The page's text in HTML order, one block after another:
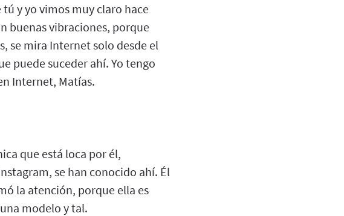
y yo vimos muy claro hace
buenas vibraciones, porque
se mira Internet solo desde el
puede suceder ahí. Yo tengo
Internet, Matías.
que está loca por él,
se han conocido ahí. Él
la atención, porque ella es
modelo y tal.